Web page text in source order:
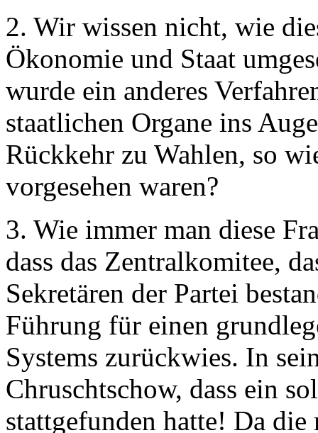
2. Wir wissen nicht, wie
Ökonomie und Staat
wurde ein anderes
staatlichen Organe ins
Rückkehr zu Wahlen, so
vorgesehen waren?
3. Wie immer man diese
dass das Zentralkomitee,
Sekretären der Partei
Führung für einen
Systems zurückwies. In
Chruschtschow, dass ein
stattgefunden hatte! Da